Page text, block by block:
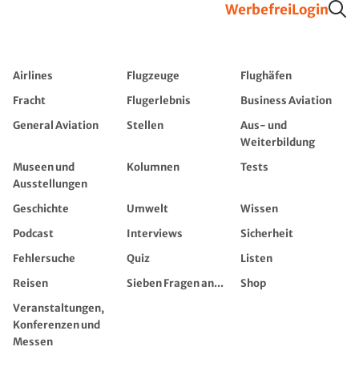
WerbefreiLogin
Airlines Flugzeuge
Flughäfen
Fracht
Flugerlebnis
Business Aviation
General Aviation
Stellen
Aus- und
Weiterbildung
Museen und
Ausstellungen
Kolumnen Tests
Geschichte Umwelt
Wissen
Podcast
Interviews
Sicherheit
Fehlersuche
Quiz
Listen
Reisen
Sieben Fragen an...
Shop
Veranstaltungen,
Konferenzen und
Messen